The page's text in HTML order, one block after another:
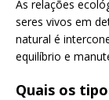
As relações
seres vivos em
natural é
equilíbrio e
Quais os